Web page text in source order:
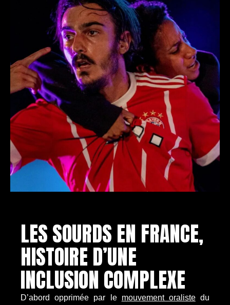
LES SOURDS EN FRANCE,
HISTOIRE D’UNE
INCLUSION COMPLEXE
D’abord opprimée par le mouvement oralistedu